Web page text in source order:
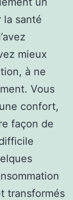
la santé
mieux
à ne
Vous
confort,
façon de
transformés